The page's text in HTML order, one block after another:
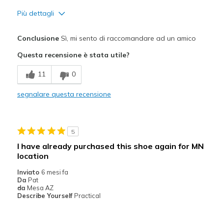
Più dettagli
Comfortable
Durable
Travel
Width
Sizing
ConclusioneSì, mi sento di raccomandare ad un amico
Questa recensione è stata utile?
11 0
segnalare questa recensione
5
I have already purchased this shoe again for MN
location
Inviato 6 mesi fa
Da Pat
da Mesa AZ
Describe Yourself Practical